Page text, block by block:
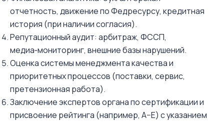
отчетность, движение по Федресурсу, кредитная
история (при наличии согласия).
Репутационный аудит: арбитраж, ФССП,
медиа‑мониторинг, внешние базы нарушений.
Оценка системы менеджмента качества и
приоритетных процессов (поставки, сервис,
претензионная работа).
Заключение экспертов органа по сертификации и
присвоение рейтинга (например, A–E) с указанием